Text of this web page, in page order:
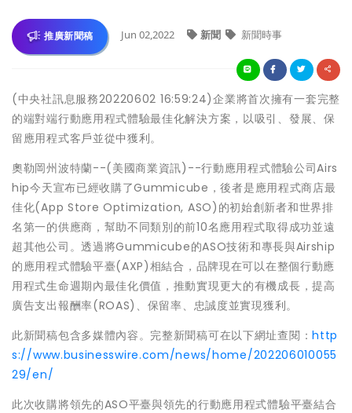
推廣新聞稿 Jun 02,2022 新聞 新聞時事
(中央社訊息服務20220602 16:59:24)企業將首次擁有一套完整
的端對端行動應用程式體驗最佳化解決方案，以吸引、發展、保
留應用程式客戶並從中獲利。
奧勒岡州波特蘭--(美國商業資訊)--行動應用程式體驗公司Airs
hip今天宣布已經收購了Gummicube，後者是應用程式商店最
佳化(App Store Optimization, ASO)的初始創新者和世界排
名第一的供應商，幫助不同類別的前10名應用程式取得成功並遠
超其他公司。透過將Gummicube的ASO技術和專長與Airship
的應用程式體驗平臺(AXP)相結合，品牌現在可以在整個行動應
用程式生命週期內最佳化價值，推動實現更大的有機成長，提高
廣告支出報酬率(ROAS)、保留率、忠誠度並實現獲利。
此新聞稿包含多媒體內容。完整新聞稿可在以下網址查閱：http
s://www.businesswire.com/news/home/202206010055
29/en/
此次收購將領先的ASO平臺與領先的行動應用程式體驗平臺結合